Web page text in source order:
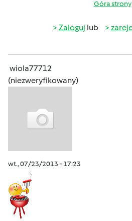
Góra strony
Zaloguj lub
wiola77712
(niezweryfikowany)
wt., 07/23/2013 - 17:23